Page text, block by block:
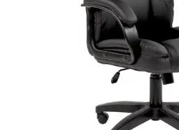
Офисные кресла Samurai
Офисные кресла Ergolife
Офисные кресла Yoga
Офисные кресла Move
Многоместные секции
Ортопедические кресла